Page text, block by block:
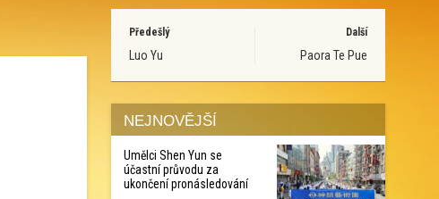
Předešlý
Luo Yu
Další
Paora Te Pue
NEJNOVĚJŠÍ
Umělci Shen Yun se
účastní průvodu za
ukončení pronásledování